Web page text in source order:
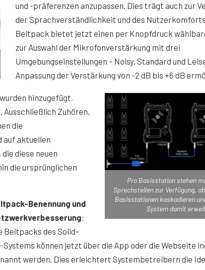
und -präferenzen anzupassen. Dies trägt auch zur
der Sprachverständlichkeit und des
Beltpack bietet jetzt einen per Knopfdruck
zur Auswahl der Mikrofonverstärkung mit drei
Umgebungseinstellungen – Noisy, Standard und
Anpassung der Verstärkung von -2 dB bis +6 dB
Pro Basisstation stehen
Sprechstellen zur Verfügung,
Basisstationen kaskadieren
System damit
hinzugefügt.
Ausschließlich Zuhören,
die
auf aktuellen
diese neuen
die ursprünglichen
Benennung und
:
Beltpacks des Solid-
Systems können jetzt über die App oder die Webseite
werden. Dies erleichtert Systembetreibern die